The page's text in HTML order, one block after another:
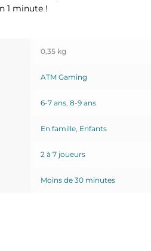
1 minute !
0,35 kg
ATM Gaming
6-7 ans, 8-9 ans
En famille, Enfants
2 à 7 joueurs
Moins de 30 minutes